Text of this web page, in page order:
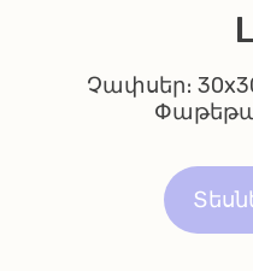
Չափսեր։